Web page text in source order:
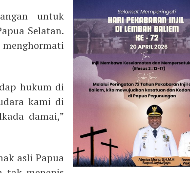
untuk
Selatan.
hukum di
kami di
damai,”
asli Papua